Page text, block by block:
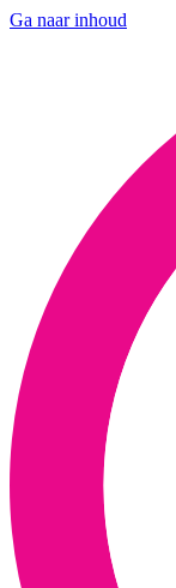
Ga naar inhoud